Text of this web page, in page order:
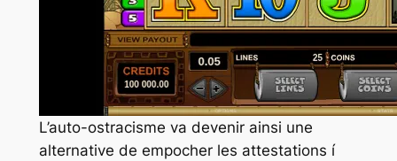
L’auto-ostracisme va devenir ainsi une
alternative de empocher les attestations í